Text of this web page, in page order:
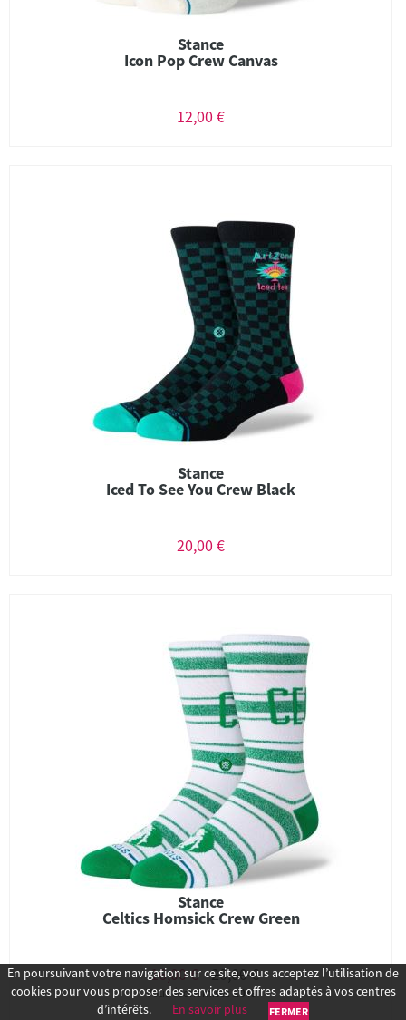
Stance
Icon Pop Crew Canvas
12,00 €
Stance
Iced To See You Crew Black
20,00 €
Stance
Celtics Homsick Crew Green
16,00 € 20,00 €
Vous économisez20%
En poursuivant votre navigation sur ce site, vous acceptez l’utilisation de
cookies pour vous proposer des services et offres adaptés à vos centres
d’intérêts.
En savoir plus FERMER